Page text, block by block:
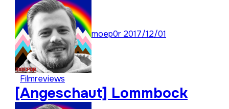
moep0r 2017/12/01
Filmreviews
[Angeschaut] Lommbock